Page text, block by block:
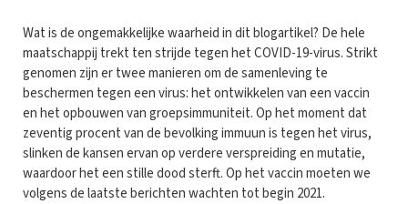
Wat is de ongemakkelijke waarheid in dit blogartikel? De hele
maatschappij trekt ten strijde tegen het COVID-19-virus. Strikt
genomen zijn er twee manieren om de samenleving te
beschermen tegen een virus: het ontwikkelen van een vaccin
en het opbouwen van groepsimmuniteit. Op het moment dat
zeventig procent van de bevolking immuun is tegen het virus,
slinken de kansen ervan op verdere verspreiding en mutatie,
waardoor het een stille dood sterft. Op het vaccin moeten we
volgens de laatste berichten wachten tot begin 2021.